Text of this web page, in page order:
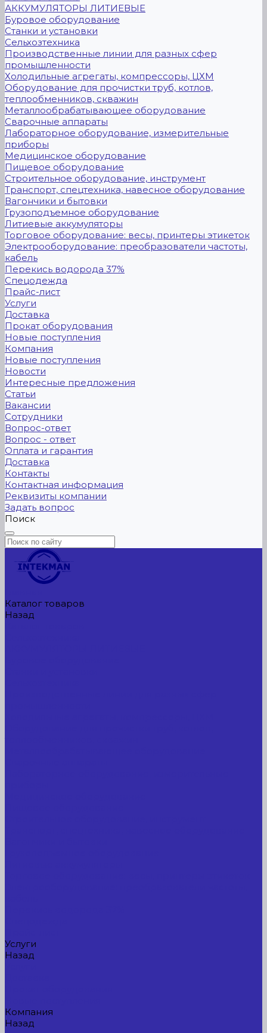
АККУМУЛЯТОРЫ ЛИТИЕВЫЕ
Буровое оборудование
Станки и установки
Сельхозтехника
Производственные линии для разных сфер
промышленности
Холодильные агрегаты, компрессоры, ЦХМ
Оборудование для прочистки труб, котлов,
теплообменников, скважин
Металлообрабатывающее оборудование
Сварочные аппараты
Лабораторное оборудование, измерительные
приборы
Медицинское оборудование
Пищевое оборудование
Строительное оборудование, инструмент
Транспорт, спецтехника, навесное оборудование
Вагончики и бытовки
Грузоподъемное оборудование
Литиевые аккумуляторы
Торговое оборудование: весы, принтеры этикеток
Электрооборудование: преобразователи частоты,
кабель
Перекись водорода 37%
Спецодежда
Прайс-лист
Услуги
Доставка
Прокат оборудования
Новые поступления
Компания
Новые поступления
Новости
Интересные предложения
Статьи
Вакансии
Сотрудники
Вопрос-ответ
Вопрос - ответ
Оплата и гарантия
Доставка
Контакты
Контактная информация
Реквизиты компании
Задать вопрос
Поиск
Каталог товаров
Назад
Услуги
Назад
Компания
Назад